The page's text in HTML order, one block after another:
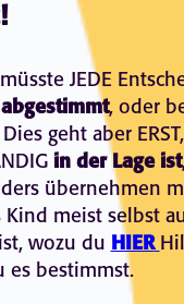
JEDE
, oder
geht aber
in der Lage ist
übernehmen
meist selbst
wozu du HIER
es bestimmst.